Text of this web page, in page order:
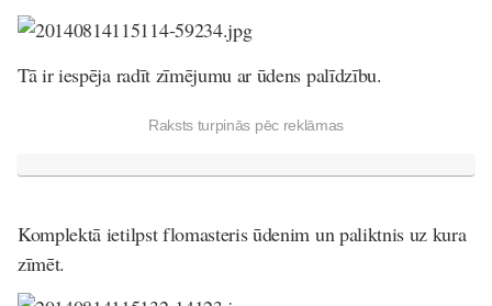
Tā ir iespēja radīt zīmējumu ar ūdens palīdzību.
Raksts turpinās pēc reklāmas
Komplektā ietilpst flomasteris ūdenim un paliktnis uz kura
zīmēt.